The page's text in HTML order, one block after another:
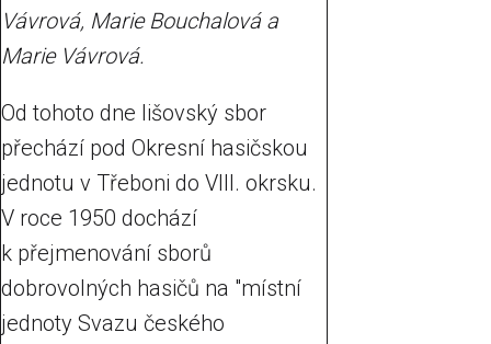
Vávrová, Marie Bouchalová a
Marie Vávrová.
Od tohoto dne lišovský sbor
přechází pod Okresní hasičskou
jednotu v Třeboni do VIII. okrsku.
V roce 1950 dochází
k přejmenování sborů
dobrovolných hasičů na "místní
jednoty Svazu českého